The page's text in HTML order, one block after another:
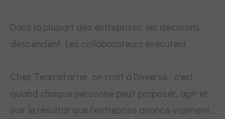
Dans la plupart des entreprises, les décisions
descendent. Les collaborateurs exécutent.
Chez Teamstarter, on croit à l'inverse : c'est
quand chaque personne peut proposer, agir et
voir le résultat que l'entreprise avance vraiment.